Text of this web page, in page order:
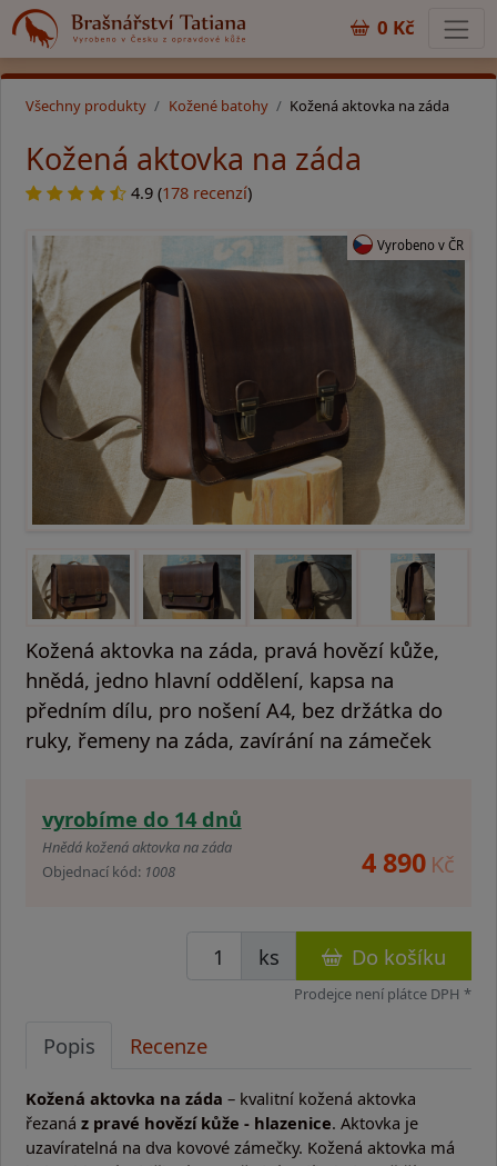
0 Kč
Všechny produkty Kožené batohy Kožená aktovka na záda
Kožená aktovka na záda
4.9 (178 recenzí)
Vyrobeno v ČR
Kožená aktovka na záda, pravá hovězí kůže,
hnědá, jedno hlavní oddělení, kapsa na
předním dílu, pro nošení A4, bez držátka do
ruky, řemeny na záda, zavírání na zámeček
vyrobíme do 14 dnů
Hnědá kožená aktovka na záda
Objednací kód:1008 4 890 Kč
ks Do košíku
Prodejce není plátce DPH *
Popis Recenze
Kožená aktovka na záda – kvalitní kožená aktovka
řezaná z pravé hovězí kůže - hlazenice. Aktovka je
uzavíratelná na dva kovové zámečky. Kožená aktovka má